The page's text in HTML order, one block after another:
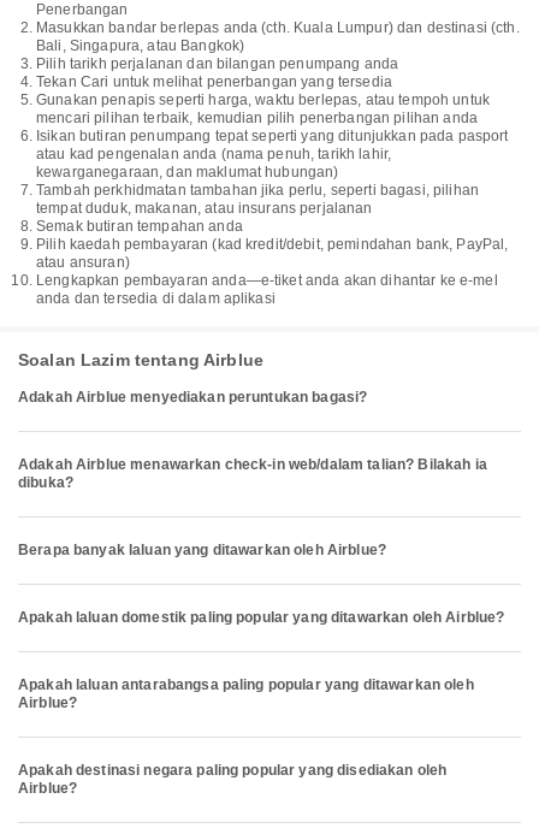
Penerbangan
Masukkan bandar berlepas anda (cth. Kuala Lumpur) dan destinasi (cth.
Bali, Singapura, atau Bangkok)
Pilih tarikh perjalanan dan bilangan penumpang anda
Tekan Cari untuk melihat penerbangan yang tersedia
Gunakan penapis seperti harga, waktu berlepas, atau tempoh untuk
mencari pilihan terbaik, kemudian pilih penerbangan pilihan anda
Isikan butiran penumpang tepat seperti yang ditunjukkan pada pasport
atau kad pengenalan anda (nama penuh, tarikh lahir,
kewarganegaraan, dan maklumat hubungan)
Tambah perkhidmatan tambahan jika perlu, seperti bagasi, pilihan
tempat duduk, makanan, atau insurans perjalanan
Semak butiran tempahan anda
Pilih kaedah pembayaran (kad kredit/debit, pemindahan bank, PayPal,
atau ansuran)
Lengkapkan pembayaran anda—e-tiket anda akan dihantar ke e-mel
anda dan tersedia di dalam aplikasi
Soalan Lazim tentang Airblue
Adakah Airblue menyediakan peruntukan bagasi?
Adakah Airblue menawarkan check-in web/dalam talian? Bilakah ia
dibuka?
Berapa banyak laluan yang ditawarkan oleh Airblue?
Apakah laluan domestik paling popular yang ditawarkan oleh Airblue?
Apakah laluan antarabangsa paling popular yang ditawarkan oleh
Airblue?
Apakah destinasi negara paling popular yang disediakan oleh
Airblue?